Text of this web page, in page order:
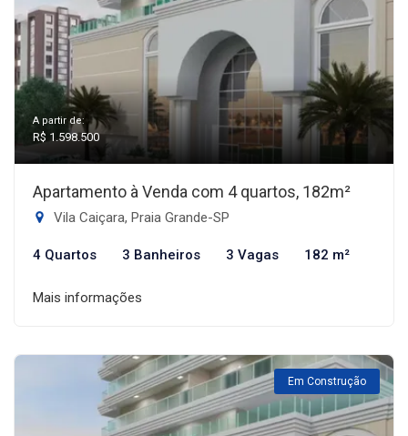
A partir de:
R$ 1.598.500
Apartamento à Venda com 4 quartos, 182m²
Vila Caiçara, Praia Grande-SP
4 Quartos 3 Banheiros 3 Vagas 182 m²
Mais informações
Em Construção